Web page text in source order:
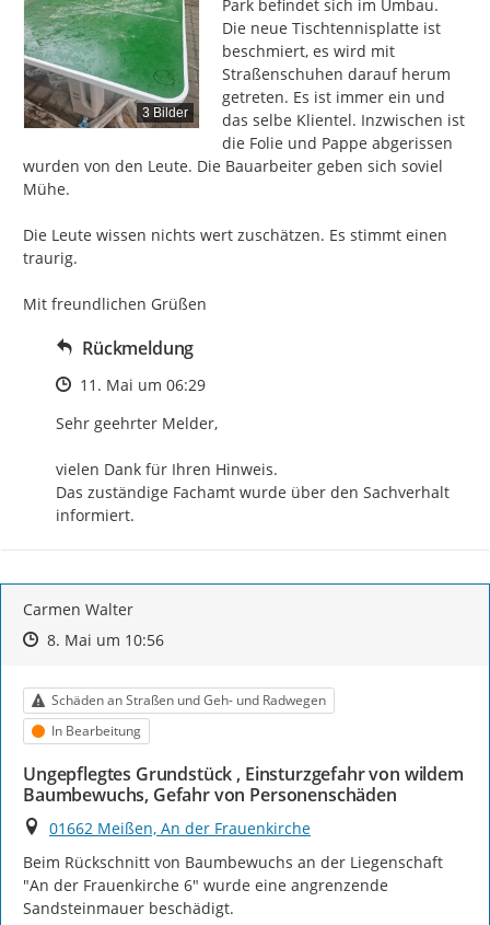
3 Bilder
Park befindet sich im Umbau.
Die neue Tischtennisplatte ist
beschmiert, es wird mit
Straßenschuhen darauf herum
getreten. Es ist immer ein und
das selbe Klientel. Inzwischen ist
die Folie und Pappe abgerissen
wurden von den Leute. Die Bauarbeiter geben sich soviel
Mühe.
Die Leute wissen nichts wert zuschätzen. Es stimmt einen
traurig.
Mit freundlichen Grüßen
Rückmeldung
Zeitpunkt des Erstellens
11. Mai um 06:29
Sehr geehrter Melder,
vielen Dank für Ihren Hinweis.
Das zuständige Fachamt wurde über den Sachverhalt
informiert.
Carmen Walter
Zeitpunkt des Erstellens
Zeitpunkt des Erstellens
8. Mai um 10:56Zur Äußerung
Kategorie
Schäden an Straßen und Geh- und Radwegen
Status
In Bearbeitung
Ungepflegtes Grundstück , Einsturzgefahr von wildem
Baumbewuchs, Gefahr von Personenschäden
Ort
01662 Meißen, An der Frauenkirche
Beim Rückschnitt von Baumbewuchs an der Liegenschaft
"An der Frauenkirche 6" wurde eine angrenzende
Sandsteinmauer beschädigt.